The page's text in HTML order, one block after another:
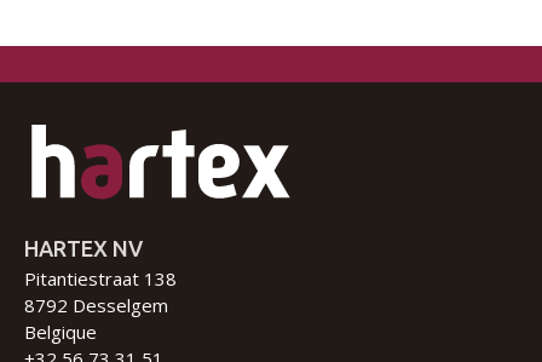
HARTEX NV
Pitantiestraat 138
8792 Desselgem
Belgique